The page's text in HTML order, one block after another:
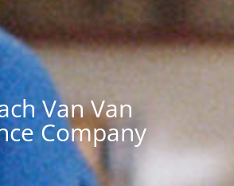
Van Van
Company